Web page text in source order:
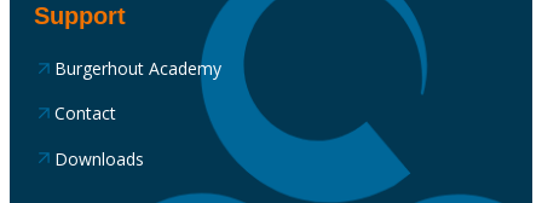
Support
Burgerhout Academy
Contact
Downloads